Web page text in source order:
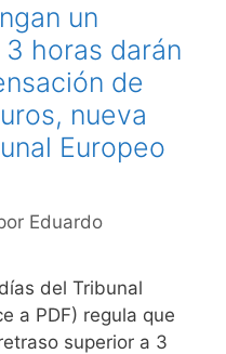
un
horas darán
de
nueva
Europeo
Eduardo
del Tribunal
a PDF) regula que
superior a 3